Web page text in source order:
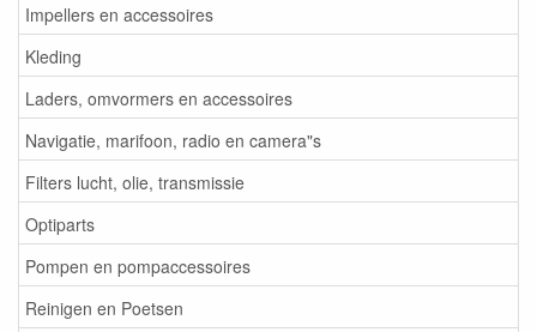
Impellers en accessoires
Kleding
Laders, omvormers en accessoires
Navigatie, marifoon, radio en camera"s
Filters lucht, olie, transmissie
Optiparts
Pompen en pompaccessoires
Reinigen en Poetsen